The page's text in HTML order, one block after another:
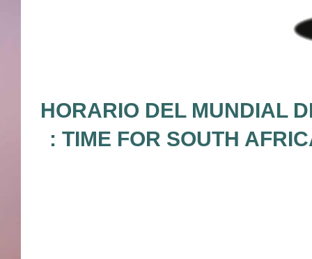
HORARIO DEL MUNDIAL
: TIME FOR SOUTH